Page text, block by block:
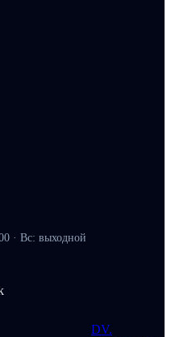
· Вс: выходной
DV.